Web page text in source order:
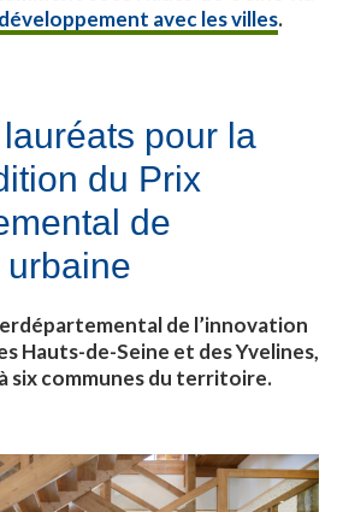
avec les villes.
pour la
du Prix
de
de l’innovation
Hauts-de-Seine et des Yvelines,
six communes du territoire.